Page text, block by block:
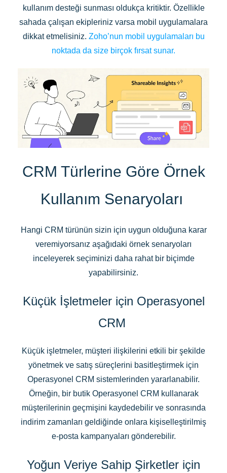
kullanım desteği sunması oldukça kritiktir. Özellikle
sahada çalışan ekipleriniz varsa mobil uygulamalara
dikkat etmelisiniz. Zoho’nun mobil uygulamaları bu
noktada da size birçok fırsat sunar.
CRM Türlerine Göre Örnek
Kullanım Senaryoları
Hangi CRM türünün sizin için uygun olduğuna karar
veremiyorsanız aşağıdaki örnek senaryoları
inceleyerek seçiminizi daha rahat bir biçimde
yapabilirsiniz.
Küçük İşletmeler için Operasyonel
CRM
Küçük işletmeler, müşteri ilişkilerini etkili bir şekilde
yönetmek ve satış süreçlerini basitleştirmek için
Operasyonel CRM sistemlerinden yararlanabilir.
Örneğin, bir butik Operasyonel CRM kullanarak
müşterilerinin geçmişini kaydedebilir ve sonrasında
indirim zamanları geldiğinde onlara kişiselleştirilmiş
e-posta kampanyaları gönderebilir.
Yoğun Veriye Sahip Şirketler için